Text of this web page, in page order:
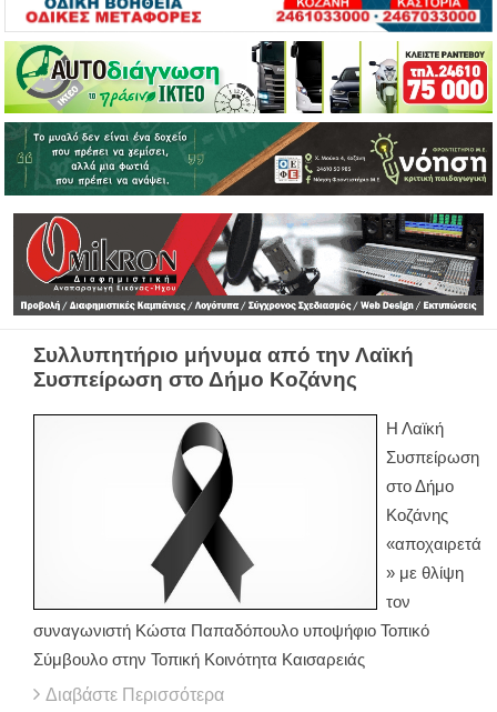
Συλλυπητήριο μήνυμα από την Λαϊκή
Συσπείρωση στο Δήμο Κοζάνης
Η Λαϊκή
Συσπείρωση
στο Δήμο
Κοζάνης
«αποχαιρετά
» με θλίψη
τον
συναγωνιστή Κώστα Παπαδόπουλο υποψήφιο Τοπικό
Σύμβουλο στην Τοπική Κοινότητα Καισαρειάς
Διαβάστε Περισσότερα